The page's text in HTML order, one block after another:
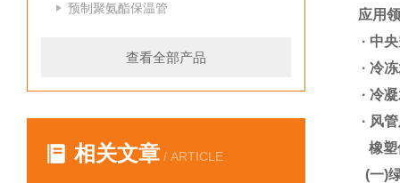
预制聚氨酯保温管
查看全部产品
相关文章 / ARTICLE
应用
· 中
· 冷
· 冷
· 风
橡塑
(一)